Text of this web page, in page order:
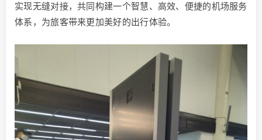
实现无缝对接，共同构建一个智慧、高效、便捷的机场服务
体系，为旅客带来更加美好的出行体验。